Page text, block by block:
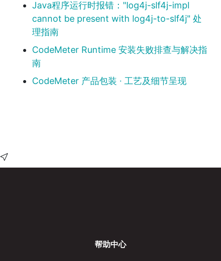
Java程序运行时报错："log4j-slf4j-impl
cannot be present with log4j-to-slf4j" 处
理指南
CodeMeter Runtime 安装失败排查与解决指
南
CodeMeter 产品包装 ∙ 工艺及细节呈现
帮助中心